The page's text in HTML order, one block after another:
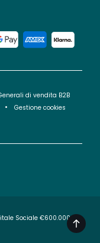
di vendita B2B
Gestione cookies
Sociale €600.000,00